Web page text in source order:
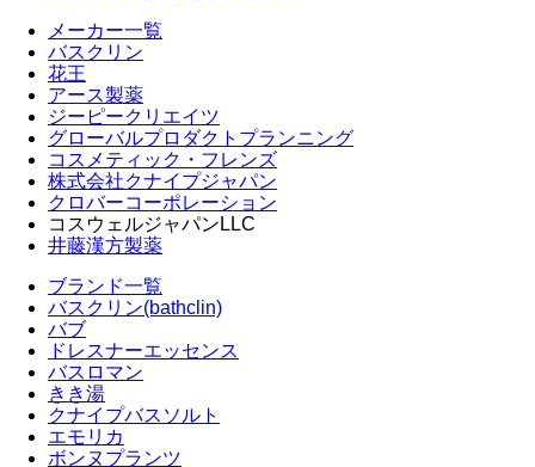
メーカー一覧
バスクリン
花王
アース製薬
ジーピークリエイツ
グローバルプロダクトプランニング
コスメティック・フレンズ
株式会社クナイプジャパン
クロバーコーポレーション
コスウェルジャパンLLC
井藤漢方製薬
ブランド一覧
バスクリン(bathclin)
バブ
ドレスナーエッセンス
バスロマン
きき湯
クナイプバスソルト
エモリカ
ボンヌプランツ